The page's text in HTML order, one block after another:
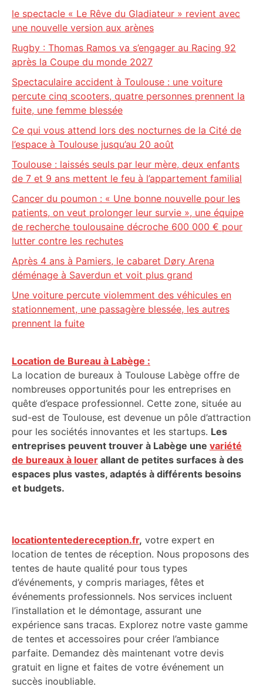
le spectacle « Le Rêve du Gladiateur » revient avec
une nouvelle version aux arènes
Rugby : Thomas Ramos va s’engager au Racing 92
après la Coupe du monde 2027
Spectaculaire accident à Toulouse : une voiture
percute cinq scooters, quatre personnes prennent la
fuite, une femme blessée
Ce qui vous attend lors des nocturnes de la Cité de
l’espace à Toulouse jusqu’au 20 août
Toulouse : laissés seuls par leur mère, deux enfants
de 7 et 9 ans mettent le feu à l’appartement familial
Cancer du poumon : « Une bonne nouvelle pour les
patients, on veut prolonger leur survie », une équipe
de recherche toulousaine décroche 600 000 € pour
lutter contre les rechutes
Après 4 ans à Pamiers, le cabaret Døry Arena
déménage à Saverdun et voit plus grand
Une voiture percute violemment des véhicules en
stationnement, une passagère blessée, les autres
prennent la fuite
Location de Bureau à Labège :
La location de bureaux à Toulouse Labège offre de
nombreuses opportunités pour les entreprises en
quête d’espace professionnel. Cette zone, située au
sud-est de Toulouse, est devenue un pôle d’attraction
pour les sociétés innovantes et les startups. Les
entreprises peuvent trouver à Labège une variété
de bureaux à louer allant de petites surfaces à des
espaces plus vastes, adaptés à différents besoins
et budgets.
locationtentedereception.fr, votre expert en
location de tentes de réception. Nous proposons des
tentes de haute qualité pour tous types
d’événements, y compris mariages, fêtes et
événements professionnels. Nos services incluent
l’installation et le démontage, assurant une
expérience sans tracas. Explorez notre vaste gamme
de tentes et accessoires pour créer l’ambiance
parfaite. Demandez dès maintenant votre devis
gratuit en ligne et faites de votre événement un
succès inoubliable.